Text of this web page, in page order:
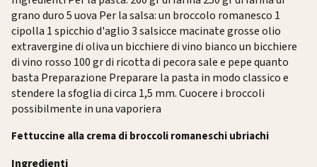
grano duro 5 uova Per la salsa: un broccolo romanesco 1
cipolla 1 spicchio d'aglio 3 salsicce macinate grosse olio
extravergine di oliva un bicchiere di vino bianco un bicchiere
di vino rosso 100 gr di ricotta di pecora sale e pepe quanto
basta Preparazione Preparare la pasta in modo classico e
stendere la sfoglia di circa 1,5 mm. Cuocere i broccoli
possibilmente in una vaporiera
Fettuccine alla crema di broccoli romaneschi ubriachi
Ingredienti